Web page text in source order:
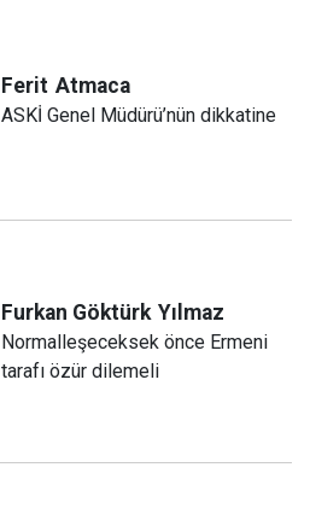
Ferit Atmaca
ASKİ Genel Müdürü’nün dikkatine
Furkan Göktürk Yılmaz
Normalleşeceksek önce Ermeni
tarafı özür dilemeli